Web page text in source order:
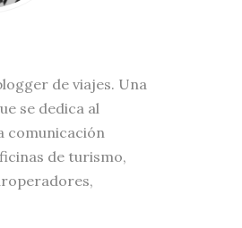
de viajes. Una
se dedica al
comunicación
de turismo,